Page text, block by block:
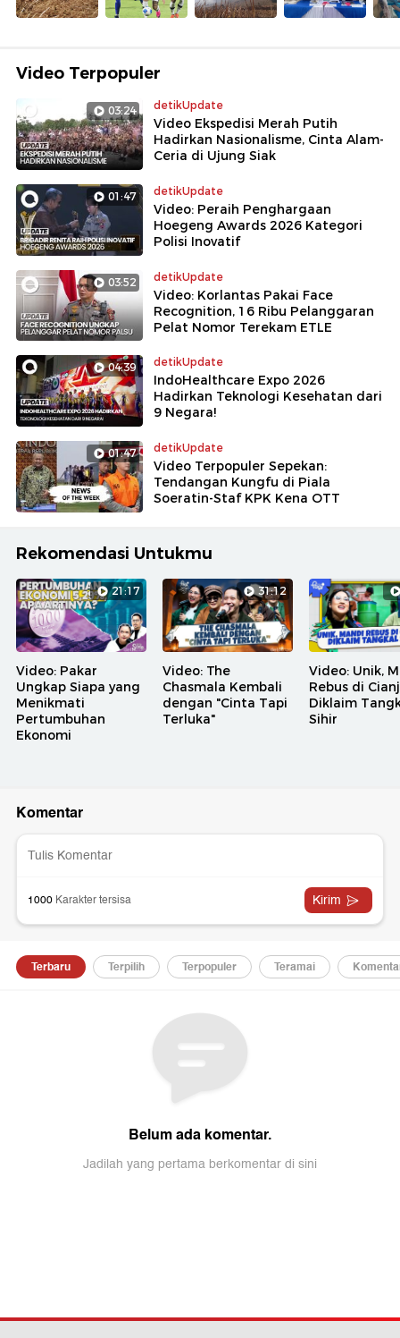
Video Terpopuler
03:24 detikUpdate
Video Ekspedisi Merah Putih
Hadirkan Nasionalisme, Cinta Alam-
Ceria di Ujung Siak
01:47 detikUpdate
Video: Peraih Penghargaan
Hoegeng Awards 2026 Kategori
Polisi Inovatif
03:52 detikUpdate
Video: Korlantas Pakai Face
Recognition, 16 Ribu Pelanggaran
Pelat Nomor Terekam ETLE
04:39 detikUpdate
IndoHealthcare Expo 2026
Hadirkan Teknologi Kesehatan dari
9 Negara!
01:47 detikUpdate
Video Terpopuler Sepekan:
Tendangan Kungfu di Piala
Soeratin-Staf KPK Kena OTT
Rekomendasi Untukmu
21:17
Video: Pakar
Ungkap Siapa yang
Menikmati
Pertumbuhan
Ekonomi
31:12
Video: The
Chasmala Kembali
dengan "Cinta Tapi
Terluka"
Video: Unik,
Rebus di
Diklaim
Sihir